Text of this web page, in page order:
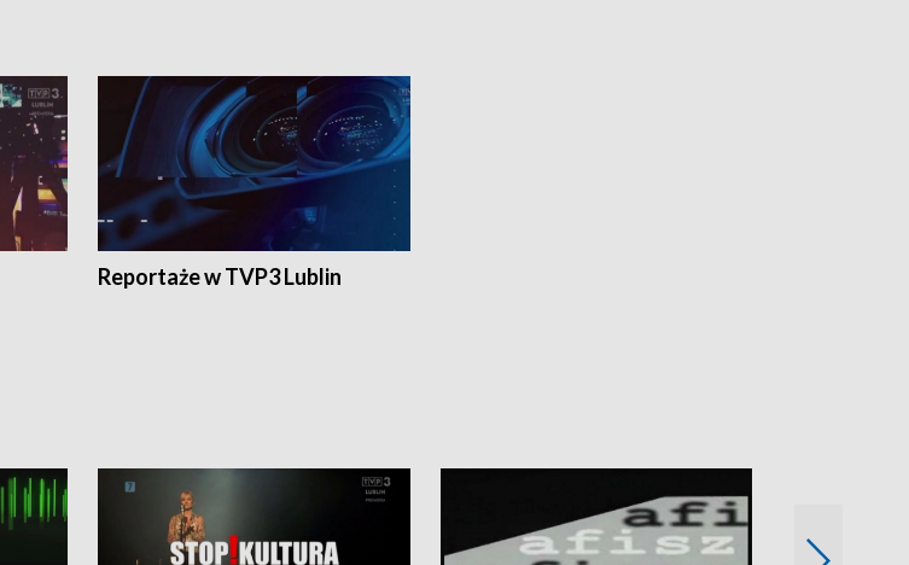
Reportaże w TVP3 Lublin